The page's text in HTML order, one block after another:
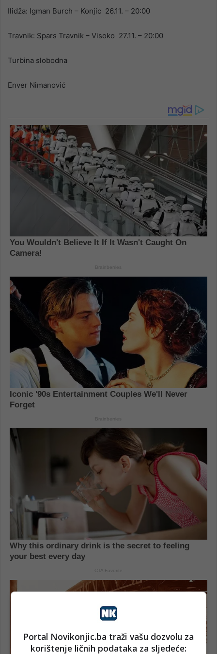
Ilidža: Igman Burch – Konjic 26.11. – 20:00
Travnik: Spars Travnik – Visoko 27.11. – 20:00
Turbina slobodna
Enver Nimanović
Portal Novikonjic.ba traži vašu dozvolu za
korištenje ličnih podataka za sljedeće: